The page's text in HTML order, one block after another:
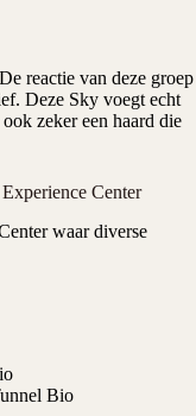
reactie van deze groep
Deze Sky voegt echt
zeker een haard die
Center
waar diverse
Bio